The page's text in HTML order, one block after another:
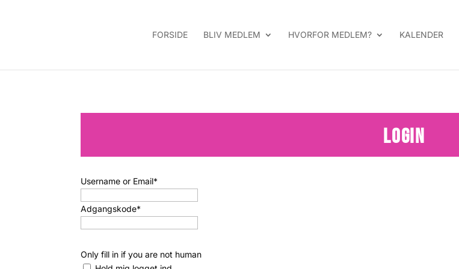
FORSIDE BLIV MEDLEM HVORFOR MEDLEM? KALENDER
LOGIN
Username or Email*
Adgangskode*
Only fill in if you are not human